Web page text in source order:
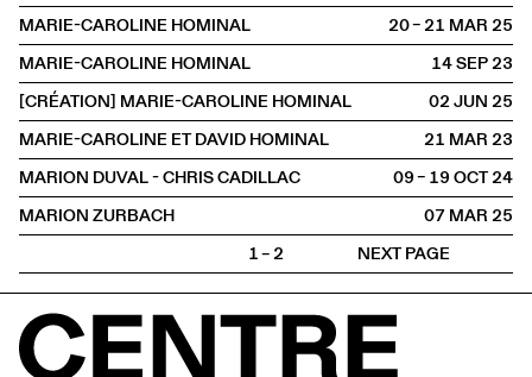
MARIE-CAROLINE HOMINAL
20 – 21 MAR2025
MARIE-CAROLINE HOMINAL
14 SEP2023
[CRÉATION] MARIE-CAROLINE HOMINAL
02 JUN2025
MARIE-CAROLINE ET DAVID HOMINAL
21 MAR2023
MARION DUVAL - CHRIS CADILLAC
09 – 19 OCT2024
MARION ZURBACH
07 MAR2025
1 – 2
NEXT PAGE